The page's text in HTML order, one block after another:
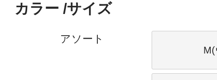
カラー サイズ
アソート